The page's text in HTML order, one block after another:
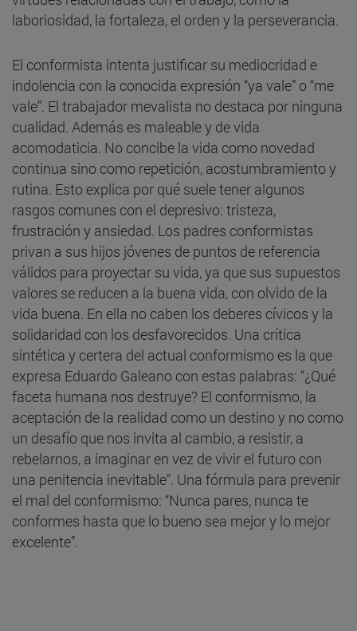
laboriosidad, la fortaleza, el orden y la perseverancia.
El conformista intenta justificar su mediocridad e
indolencia con la conocida expresión “ya vale” o “me
vale”. El trabajador mevalista no destaca por ninguna
cualidad. Además es maleable y de vida
acomodaticia. No concibe la vida como novedad
continua sino como repetición, acostumbramiento y
rutina. Esto explica por qué suele tener algunos
rasgos comunes con el depresivo: tristeza,
frustración y ansiedad. Los padres conformistas
privan a sus hijos jóvenes de puntos de referencia
válidos para proyectar su vida, ya que sus supuestos
valores se reducen a la buena vida, con olvido de la
vida buena. En ella no caben los deberes cívicos y la
solidaridad con los desfavorecidos. Una crítica
sintética y certera del actual conformismo es la que
expresa Eduardo Galeano con estas palabras: “¿Qué
faceta humana nos destruye? El conformismo, la
aceptación de la realidad como un destino y no como
un desafío que nos invita al cambio, a resistir, a
rebelarnos, a imaginar en vez de vivir el futuro con
una penitencia inevitable”. Una fórmula para prevenir
el mal del conformismo: “Nunca pares, nunca te
conformes hasta que lo bueno sea mejor y lo mejor
excelente”.